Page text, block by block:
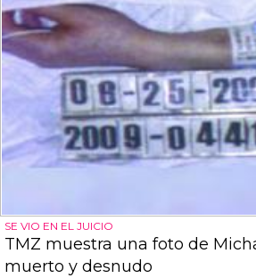
SE VIO EN EL JUICIO
TMZ muestra una foto de
muerto y desnudo